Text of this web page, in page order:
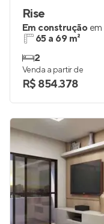
Rise
Em construção em
65 a 69 m²
2
Venda a partir de
R$ 854.378